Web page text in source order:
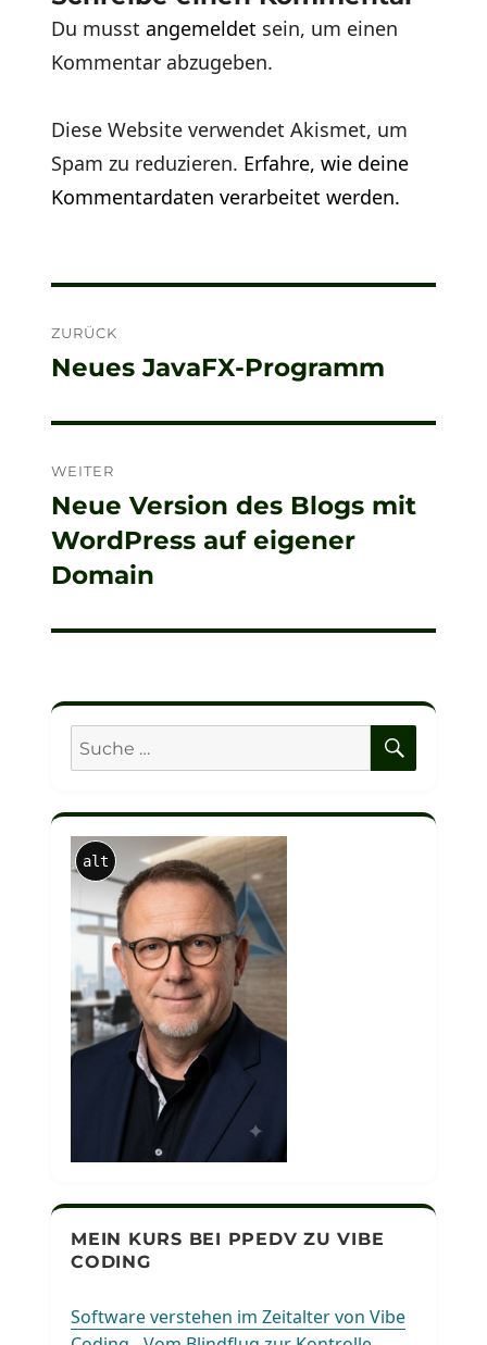
Du musstangemeldet sein, um einen
Kommentar abzugeben.
Diese Website verwendet Akismet, um
Spam zu reduzieren. Erfahre, wie deine
Kommentardaten verarbeitet werden.
ZURÜCK
Vorheriger
Neues JavaFX-Programm
WEITER
Nächster
Beitrag:
Neue Version des Blogs mit
WordPress auf eigener
Domain
Suche
nach:
alt
MEIN KURS BEI PPEDV ZU VIBE
CODING
Software verstehen im Zeitalter von Vibe